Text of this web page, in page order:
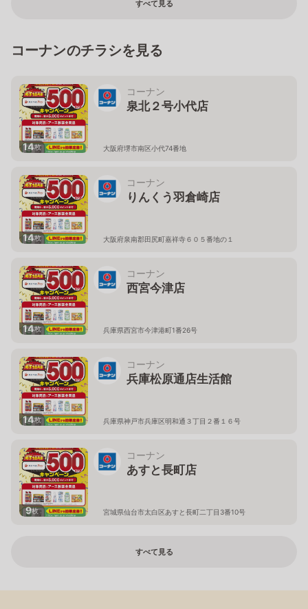
すべて見る
コーナンのチラシを見る
14枚
コーナン
泉北２号小代店
大阪府堺市南区小代74番地
14枚
コーナン
りんくう羽倉崎店
大阪府泉南郡田尻町嘉祥寺６０５番地の１
14枚
コーナン
西宮今津店
兵庫県西宮市今津港町1番26号
14枚
コーナン
兵庫松原通店生活館
兵庫県神戸市兵庫区明和通３丁目２番１６号
9枚
コーナン
あすと長町店
宮城県仙台市太白区あすと長町二丁目3番10号
すべて見る